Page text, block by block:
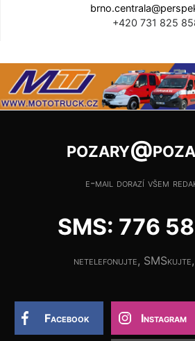
+420 731 825
e-mail dorazí všem
SMS: 776
netelefonujte, SMSkujte,
Facebook Instagram